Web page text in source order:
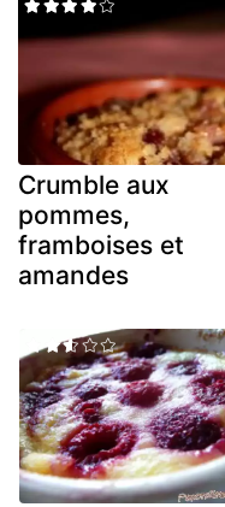
Crumble aux
pommes,
framboises et
amandes